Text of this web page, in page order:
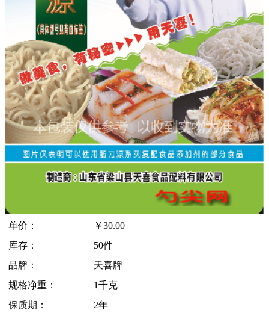
单价： ￥30.00
库存：
50件
品牌：
天喜牌
规格净重：
1千克
保质期：
2年